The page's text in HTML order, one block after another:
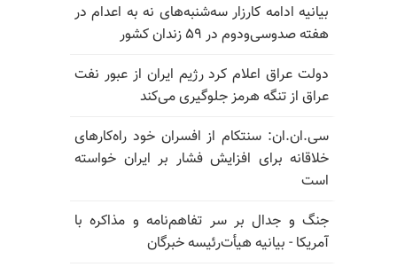
بیانیه ادامه کارزار سه‌شنبه‌های نه به اعدام در
هفته صدوسی‌و‌دوم در ۵۹ زندان کشور
دولت عراق اعلام کرد رژیم ایران از عبور نفت
عراق از تنگه هرمز جلوگیری می‌کند
سی.ان.ان: سنتکام از افسران خود راه‌کارهای
خلاقانه برای افزایش فشار بر ایران خواسته
است
جنگ و جدال بر سر تفاهم‌نامه و مذاکره با
آمریکا - بیانیه هیأت‌رئیسه خبرگان